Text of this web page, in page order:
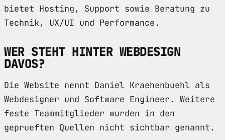
bietet Hosting, Support sowie Beratung zu
Technik, UX/UI und Performance.
WER STEHT HINTER WEBDESIGN
DAVOS?
Die Website nennt Daniel Kraehenbuehl als
Webdesigner und Software Engineer. Weitere
feste Teammitglieder wurden in den
geprueften Quellen nicht sichtbar genannt.